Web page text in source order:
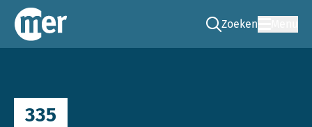
Commissie mer
Zoeken
Ga naar de zoek
335